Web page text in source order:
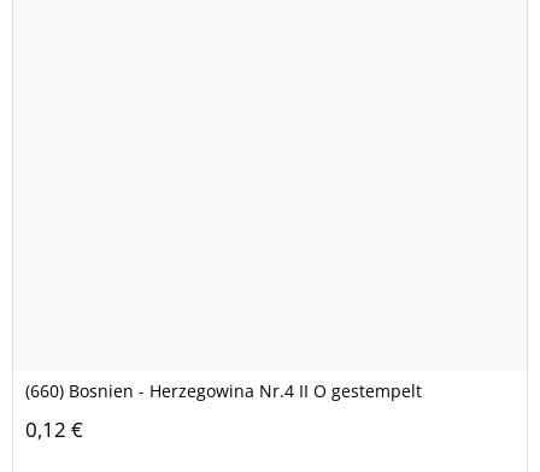
(660) Bosnien - Herzegowina Nr.4 II O gestempelt
0,12 €